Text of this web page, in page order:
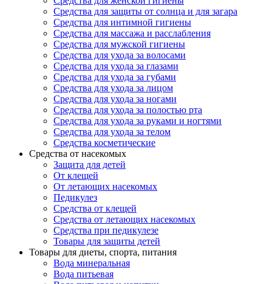
Средства для защиты от солнца и для загара
Средства для интимной гигиены
Средства для массажа и расслабления
Средства для мужской гигиены
Средства для ухода за волосами
Средства для ухода за глазами
Средства для ухода за губами
Средства для ухода за лицом
Средства для ухода за ногами
Средства для ухода за полостью рта
Средства для ухода за руками и ногтями
Средства для ухода за телом
Средства косметические
Средства от насекомых
Защита для детей
От клещей
От летающих насекомых
Педикулез
Средства от клещей
Средства от летающих насекомых
Средства при педикулезе
Товары для защиты детей
Товары для диеты, спорта, питания
Вода минеральная
Вода питьевая